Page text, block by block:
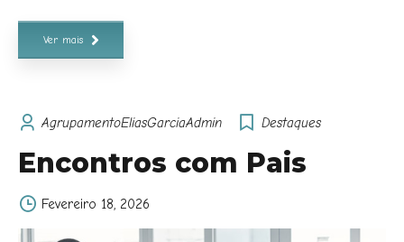
Ver mais
AgrupamentoEliasGarciaAdmin Destaques
Encontros com Pais
Fevereiro 18, 2026